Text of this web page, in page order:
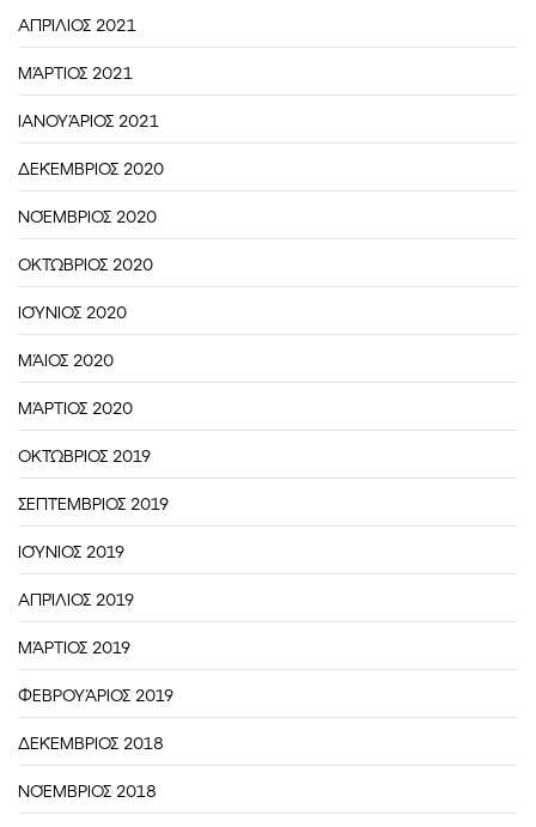
ΑΠΡΊΛΙΟΣ 2021
ΜΆΡΤΙΟΣ 2021
ΙΑΝΟΥΆΡΙΟΣ 2021
ΔΕΚΈΜΒΡΙΟΣ 2020
ΝΟΈΜΒΡΙΟΣ 2020
ΟΚΤΏΒΡΙΟΣ 2020
ΙΟΎΝΙΟΣ 2020
ΜΆΙΟΣ 2020
ΜΆΡΤΙΟΣ 2020
ΟΚΤΏΒΡΙΟΣ 2019
ΣΕΠΤΈΜΒΡΙΟΣ 2019
ΙΟΎΝΙΟΣ 2019
ΑΠΡΊΛΙΟΣ 2019
ΜΆΡΤΙΟΣ 2019
ΦΕΒΡΟΥΆΡΙΟΣ 2019
ΔΕΚΈΜΒΡΙΟΣ 2018
ΝΟΈΜΒΡΙΟΣ 2018